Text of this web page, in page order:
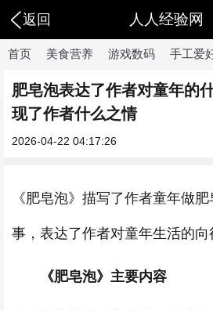
返回 人人经验网
首页 美食营养 游戏数码 手工爱
肥皂泡表达了作者对童年的
现了作者什么之情
2026-04-22 04:17:26
《肥皂泡》描写了作者童年做
事，表达了作者对童年生活的向
《肥皂泡》主要内容